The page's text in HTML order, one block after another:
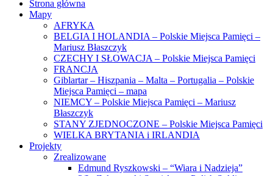
Strona główna
Mapy
AFRYKA
BELGIA I HOLANDIA – Polskie Miejsca Pamięci –
Mariusz Błaszczyk
CZECHY I SŁOWACJA – Polskie Miejsca Pamięci
FRANCJA
Giblartar – Hiszpania – Malta – Portugalia – Polskie
Miejsca Pamięci – mapa
NIEMCY – Polskie Miejsca Pamięci – Mariusz
Błaszczyk
STANY ZJEDNOCZONE – Polskie Miejsca Pamięci
WIELKA BRYTANIA i IRLANDIA
Projekty
Zrealizowane
Edmund Ryszkowski – “Wiara i Nadzieja”